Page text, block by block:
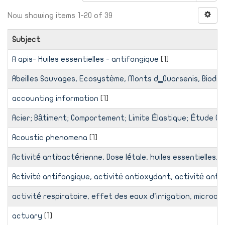
Now showing items 1-20 of 39
Subject
A apis- Huiles essentielles - antifongique [1]
Abeilles Sauvages, Ecosystème, Monts d‗Ouarsenis,
accounting information [1]
Acier; Bâtiment; Comportement; Limite Élastique; Étude
Acoustic phenomena [1]
Activité antibactérienne, Dose létale, huiles
Activité antifongique, activité antioxydant, activité
activité respiratoire, effet des eaux d’irrigation,
actuary [1]